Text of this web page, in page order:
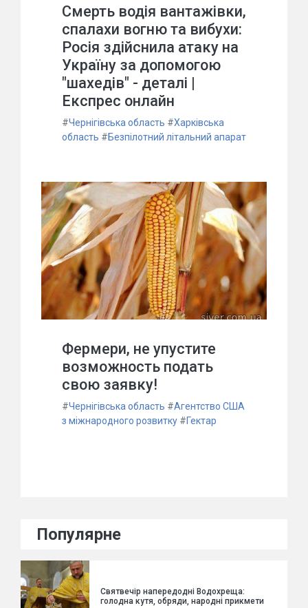
Смерть водія вантажівки,
спалахи вогню та вибухи:
Росія здійснила атаку на
Україну за допомогою
"шахедів" - деталі |
Експрес онлайн
#Чернігівська область #Харківська
область #Безпілотний літальний апарат
Фермери, не упустите
возможность подать
свою заявку!
#Чернігівська область #Агентство США
з міжнародного розвитку #Гектар
Популярне
Святвечір напередодні Водохреща:
голодна кутя, обряди, народні прикмети